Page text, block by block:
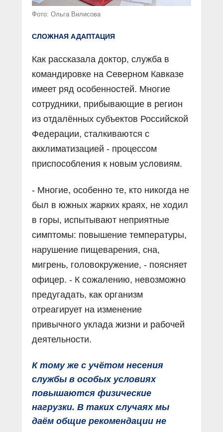
Фото: Ольга Вилисова
СЛОЖНАЯ АДАПТАЦИЯ
Как рассказала доктор, служба в
командировке на Северном Кавказе
имеет ряд особенностей. Многие
сотрудники, прибывающие в регион
из отдалённых субъектов Российской
Федерации, сталкиваются с
акклиматизацией - процессом
приспособления к новым условиям.
- Многие, особенно те, кто никогда не
был в южных жарких краях, не ходил
в горы, испытывают неприятные
симптомы: повышение температуры,
нарушение пищеварения, сна,
мигрень, головокружение, - поясняет
офицер. - К сожалению, невозможно
предугадать, как организм
отреагирует на изменение
привычного уклада жизни и рабочей
деятельности.
К тому же с учётом несения
службы в особых условиях
повышаются физические
нагрузки. В таких случаях мы
даём общие рекомендации не